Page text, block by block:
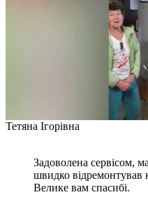
Тетяна Ігорівна
Задоволена сервісом,
швидко відремонтував
Велике вам спасибі.